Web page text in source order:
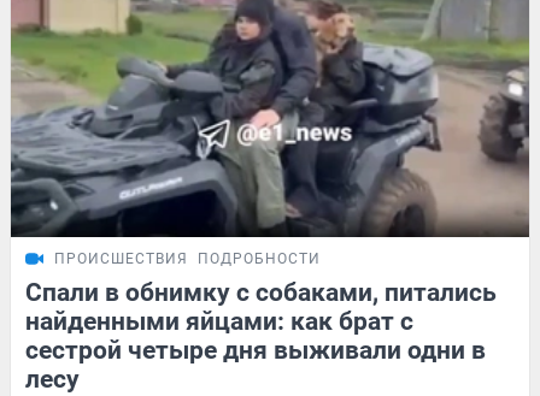
ПРОИСШЕСТВИЯ ПОДРОБНОСТИ
Спали в обнимку с собаками, питались
найденными яйцами: как брат с
сестрой четыре дня выживали одни в
лесу